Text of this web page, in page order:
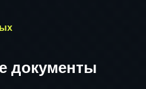
документы